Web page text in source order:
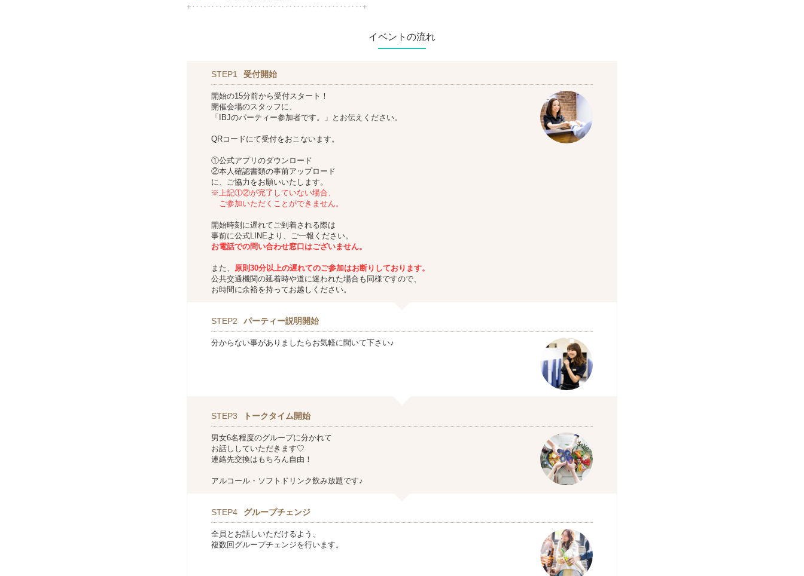
+‥‥‥‥‥‥‥‥‥‥‥‥‥‥‥‥‥‥‥‥‥‥+
イベントの流れ
STEP1 受付開始
開始の15分前から受付スタート！
開催会場のスタッフに、
「IBJのパーティー参加者です。」とお伝えください。
QRコードにて受付をおこないます。
①公式アプリのダウンロード
②本人確認書類の事前アップロード
に、ご協力をお願いいたします。
※上記①②が完了していない場合、
ご参加いただくことができません。
開始時刻に遅れてご到着される際は
事前に公式LINEより、ご一報ください。
お電話での問い合わせ窓口はございません。
また、 原則30分以上の遅れてのご参加はお断りしております。
公共交通機関の延着時や道に迷われた場合も同様ですので、
お時間に余裕を持ってお越しください。
STEP2 パーティー説明開始
分からない事がありましたらお気軽に聞いて下さい♪
STEP3 トークタイム開始
男女6名程度のグループに分かれて
お話ししていただきます♡
連絡先交換はもちろん自由！
アルコール・ソフトドリンク飲み放題です♪
STEP4 グループチェンジ
全員とお話しいただけるよう、
複数回グループチェンジを行います。